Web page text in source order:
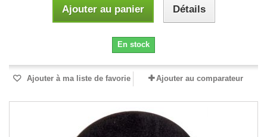
Ajouter au panier Détails
En stock
Ajouter à ma liste de favorie Ajouter au comparateur